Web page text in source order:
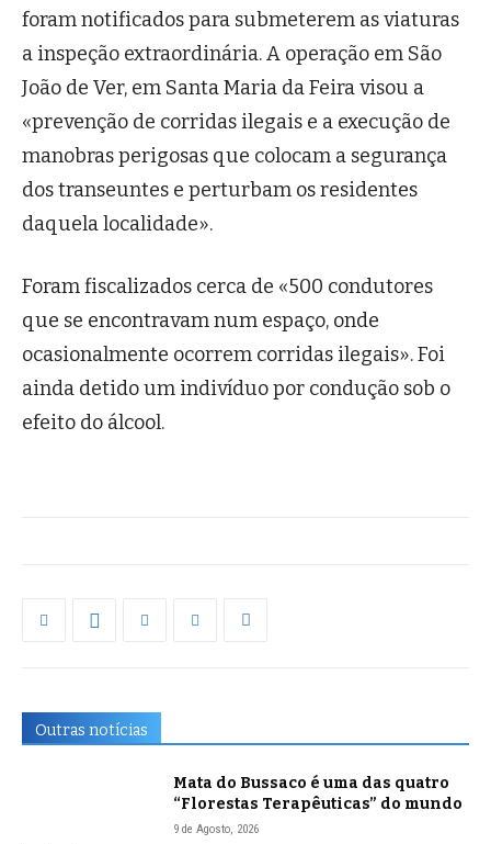
foram notificados para submeterem as viaturas
a inspeção extraordinária. A operação em São
João de Ver, em Santa Maria da Feira visou a
«prevenção de corridas ilegais e a execução de
manobras perigosas que colocam a segurança
dos transeuntes e perturbam os residentes
daquela localidade».
Foram fiscalizados cerca de «500 condutores
que se encontravam num espaço, onde
ocasionalmente ocorrem corridas ilegais». Foi
ainda detido um indivíduo por condução sob o
efeito do álcool.
Outras notícias
Mata do Bussaco é uma das quatro
“Florestas Terapêuticas” do mundo
9 de Agosto, 2026